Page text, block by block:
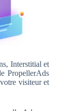
Interstitial et
PropellerAds
visiteur et